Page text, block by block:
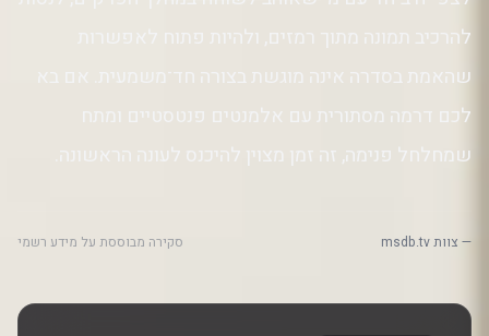
להרכיב תמונה מתוך רמזים, ולהיות פתוח לאפשרות
שהאמת בסדרה אינה מוגשת בצורה חד־משמעית. אם בא
לכם דרמה מסתורית עם אלמנטים פנטסטיים ומתח
שמחלחל פנימה, זה זמן מצוין להיכנס לעונה הראשונה.
— צוות msdb.tv סקירה מבוססת על מידע רשמי